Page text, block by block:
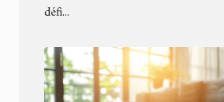
défi...